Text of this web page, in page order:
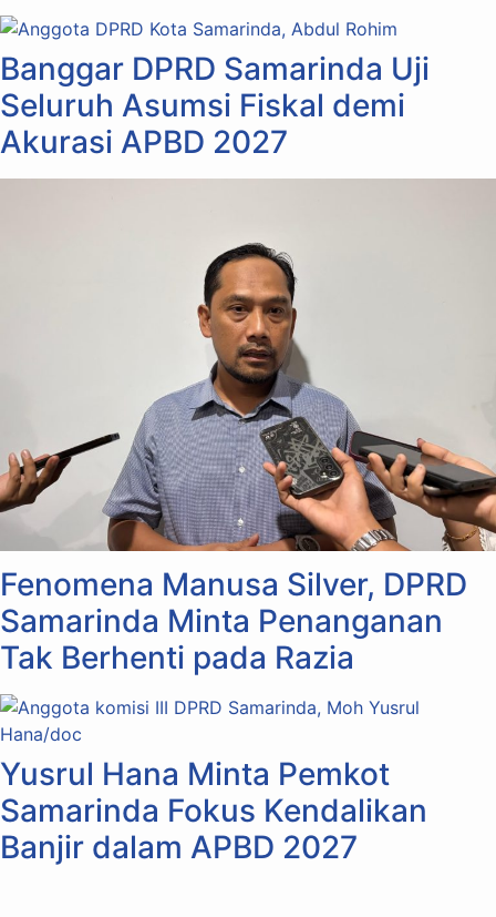
Banggar DPRD Samarinda Uji
Seluruh Asumsi Fiskal demi
Akurasi APBD 2027
Fenomena Manusa Silver, DPRD
Samarinda Minta Penanganan
Tak Berhenti pada Razia
Yusrul Hana Minta Pemkot
Samarinda Fokus Kendalikan
Banjir dalam APBD 2027